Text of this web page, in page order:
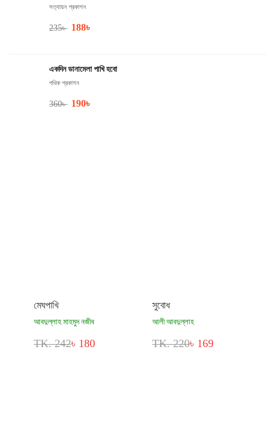
সত্যায়ন প্রকাশন
235৳ 188৳
একদিন ডানামেলা পাখি হবো
পথিক প্রকাশন
360৳ 190৳
মেঘপাখি
আবদুল্লাহ মাহমুদ নজীব
TK. 242৳ 180
সুবোধ
আলী আবদুল্লাহ
TK. 220৳ 169